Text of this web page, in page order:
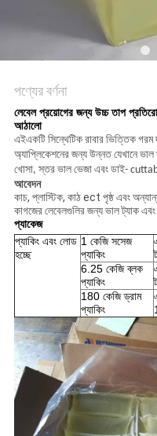
গোপনীয়তা
নীতি
পণ্যের বর্ণনা
লেবেল প্রয়োগের জন্য উচ্চ তাপ
আঠালো
এইএকটি সিন্থেটিক রাবার ভিত্তিক
অ্যাপ্লিকেশনের জন্য উন্নত যেখানে
খোসা, স্তর ভাল ভেজা এবং ডাই-
আবেদন
কাচ, প্লাস্টিক, কাঠ ect পৃষ্ঠ এবং
কাগজের লেবেলগুলির জন্য ভাল ট্যাক
প্যাকেজ
প্যাকিং এবং লোড
হচ্ছে
1 কেজি সসেজ
প্যাকিং
6.25 কেজি ব্লক
প্যাকিং
180 কেজি ড্রাম
প্যাকিং